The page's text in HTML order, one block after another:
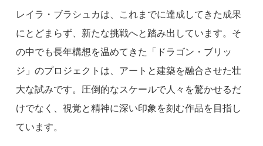
レイラ・ブラシュカは、これまでに達成してきた成果
にとどまらず、新たな挑戦へと踏み出しています。そ
の中でも長年構想を温めてきた「ドラゴン・ブリッ
ジ」のプロジェクトは、アートと建築を融合させた壮
大な試みです。圧倒的なスケールで人々を驚かせるだ
けでなく、視覚と精神に深い印象を刻む作品を目指し
ています。